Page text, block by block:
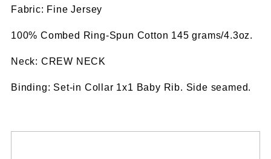
Fabric: Fine Jersey
100% Combed Ring-Spun Cotton 145 grams/4.3oz.
Neck: CREW NECK
Binding: Set-in Collar 1x1 Baby Rib. Side seamed.